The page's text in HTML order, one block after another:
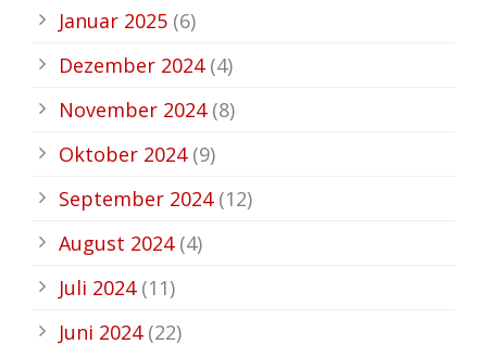
Januar 2025 (6)
Dezember 2024(4)
November 2024(8)
Oktober 2024(9)
September 2024(12)
August 2024(4)
Juli 2024(11)
Juni 2024(22)